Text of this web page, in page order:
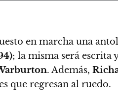
en marcha una
; la misma será escrita
. Además,
que regresan al ruedo.